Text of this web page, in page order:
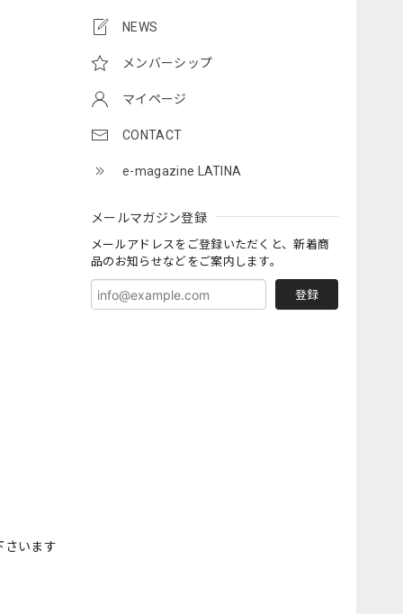
NEWS
メンバーシップ
マイページ
CONTACT
e-magazine LATINA
メールマガジン登録
メールアドレスをご登録いただくと、新着商
品のお知らせなどをご案内します。
登録
さいます